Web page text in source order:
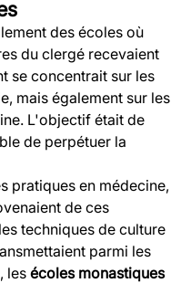
des écoles où
du clergé recevaient
se concentrait sur les
mais également sur les
L'objectif était de
de perpétuer la
pratiques en médecine,
de ces
techniques de culture
parmi les
les écoles monastiques